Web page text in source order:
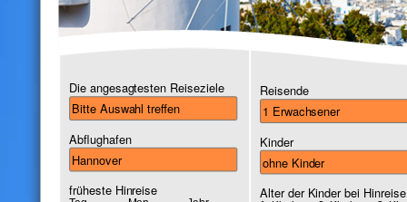
Die angesagtesten Reiseziele
Abflughafen
früheste Hinreise
Reisende
Kinder
Alter der Kinder bei Hinreise